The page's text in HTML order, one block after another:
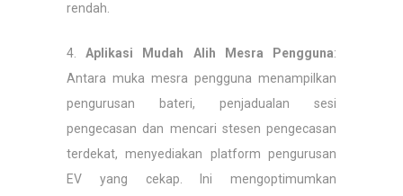
rendah.
4.Aplikasi Mudah Alih Mesra Pengguna:
Antara muka mesra pengguna menampilkan
pengurusan bateri, penjadualan sesi
pengecasan dan mencari stesen pengecasan
terdekat, menyediakan platform pengurusan
EV yang cekap. Ini mengoptimumkan